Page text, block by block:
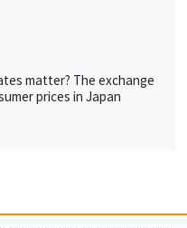
disponibles